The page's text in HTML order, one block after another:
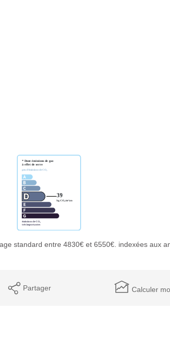
standard entre 4830€ et 6550€. indexées aux
Partager Calculer